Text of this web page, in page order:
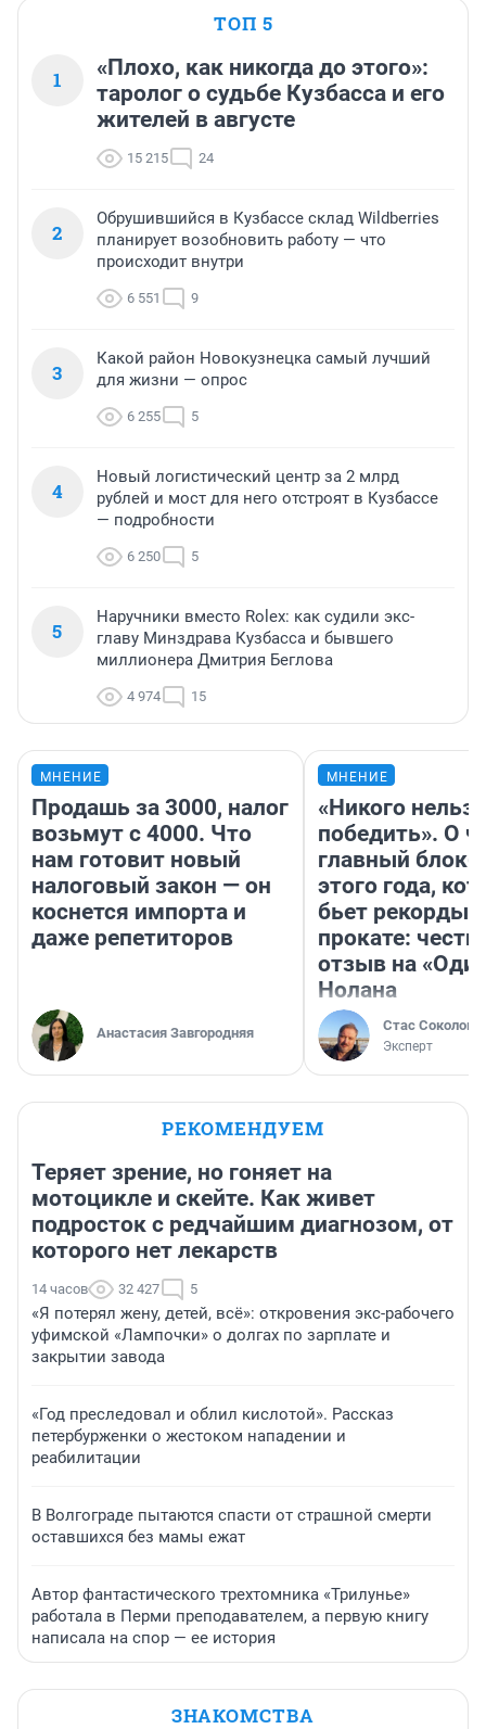
ТОП 5
1
«Плохо, как никогда до этого»:
таролог о судьбе Кузбасса и его
жителей в августе
15 215 24
2
Обрушившийся в Кузбассе склад Wildberries
планирует возобновить работу — что
происходит внутри
6 551 9
3
Какой район Новокузнецка самый лучший
для жизни — опрос
6 255 5
4
Новый логистический центр за 2 млрд
рублей и мост для него отстроят в Кузбассе
— подробности
6 250 5
5
Наручники вместо Rolex: как судили экс-
главу Минздрава Кузбасса и бывшего
миллионера Дмитрия Беглова
4 974 15
МНЕНИЕ
Продашь за 3000, налог
возьмут с 4000. Что
нам готовит новый
налоговый закон — он
коснется импорта и
даже репетиторов
Анастасия Завгородняя
МНЕНИЕ
«Никого нельзя
победить». О
главный
этого года,
бьет рекорды в
прокате:
отзыв на
Нолана
Стас Соколов
Эксперт
РЕКОМЕНДУЕМ
Теряет зрение, но гоняет на
мотоцикле и скейте. Как живет
подросток с редчайшим диагнозом, от
которого нет лекарств
14 часов 32 427 5
«Я потерял жену, детей, всё»: откровения экс-рабочего
уфимской «Лампочки» о долгах по зарплате и
закрытии завода
«Год преследовал и облил кислотой». Рассказ
петербурженки о жестоком нападении и
реабилитации
В Волгограде пытаются спасти от страшной смерти
оставшихся без мамы ежат
Автор фантастического трехтомника «Трилунье»
работала в Перми преподавателем, а первую книгу
написала на спор — ее история
ЗНАКОМСТВА